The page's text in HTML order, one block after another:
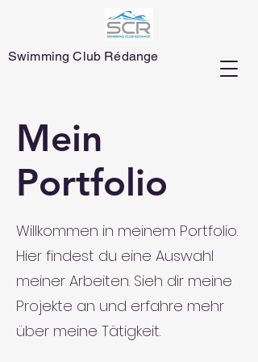
Swimming Club Rédange
Mein
Portfolio
Willkommen in meinem Portfolio.
Hier findest du eine Auswahl
meiner Arbeiten. Sieh dir meine
Projekte an und erfahre mehr
über meine Tätigkeit.